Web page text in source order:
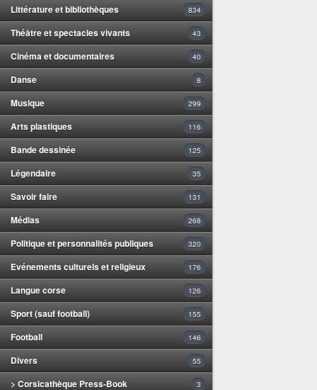
Littérature et bibliothèques 834
Théâtre et spectacles vivants 43
Cinéma et documentaires 40
Danse 8
Musique 299
Arts plastiques 116
Bande dessinée 125
Légendaire 35
Savoir faire 131
Médias 268
Politique et personnalités publiques 320
Evénements culturels et religieux 176
Langue corse 126
Sport (sauf football) 155
Football 146
Divers 55
> Corsicathèque Press-Book 3